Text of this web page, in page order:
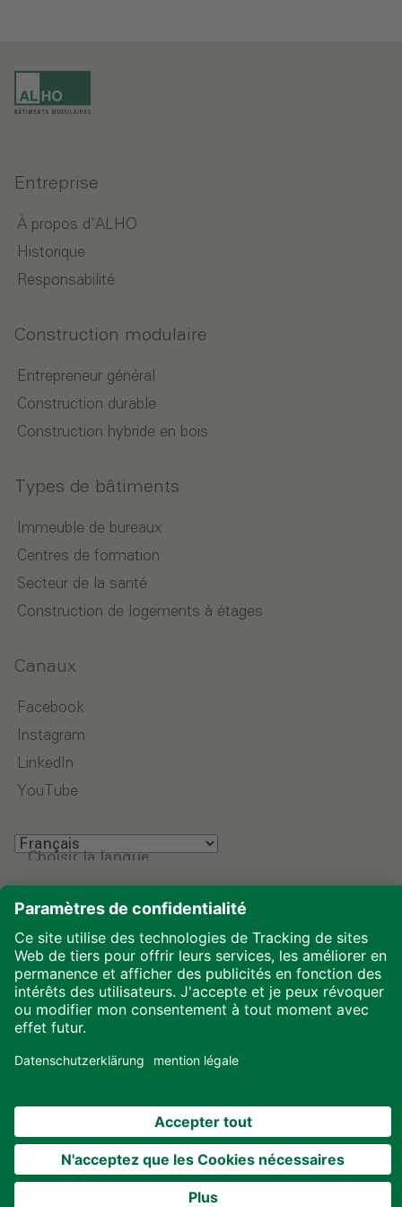
Entreprise
À propos d'ALHO
Historique
Responsabilité
Construction modulaire
Entrepreneur général
Construction durable
Construction hybride en bois
Types de bâtiments
Immeuble de bureaux
Centres de formation
Secteur de la santé
Construction de logements à étages
Canaux
Facebook
Instagram
LinkedIn
YouTube
Choisir la langue
Mentions légales
Protection des données
© 2026 ALHO Systembau – Une entreprise du groupe
ALHO